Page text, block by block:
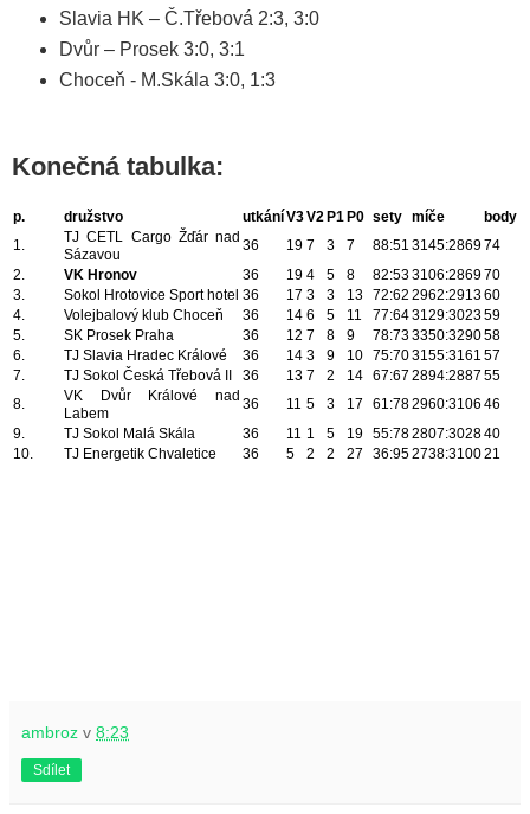
Slavia HK – Č.Třebová 2:3, 3:0
Dvůr – Prosek 3:0, 3:1
Choceň - M.Skála 3:0, 1:3
Konečná tabulka:
p. družstvo utkáníV3V2 P1 P0 sety míče
body
1.
TJ CETL Cargo Žďár nad
Sázavou
36 19 7 3 7 88:51 3145:286974
2.
VK Hronov 36 19 4 5 8 82:533106:286970
3.
Sokol Hrotovice Sport hotel 36 17 3 3 13 72:62 2962:291360
4.
Volejbalový klub Choceň 36 14 6 5 11 77:643129:302359
5.
SK Prosek Praha 36 12 7 8 9 78:733350:329058
6.
TJ Slavia Hradec Králové 36 14 3 9 10 75:703155:3161 57
7.
TJ Sokol Česká Třebová II 36 13 7 2 14 67:67 2894:2887 55
8.
VK Dvůr Králové nad
Labem
36 11 5 3 17 61:782960:3106 46
9.
TJ Sokol Malá Skála 36 11 1 5 19 55:782807:302840
10.
TJ Energetik Chvaletice 36 5 2 2 27 36:952738:310021
ambroz v 8:23
Sdílet